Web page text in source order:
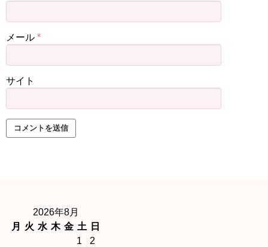
メール *
サイト
2026年8月
月
火 水 木 金 土
日
1
2